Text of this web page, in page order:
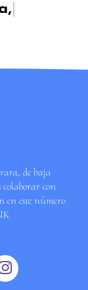
|
de baja
con
en este número